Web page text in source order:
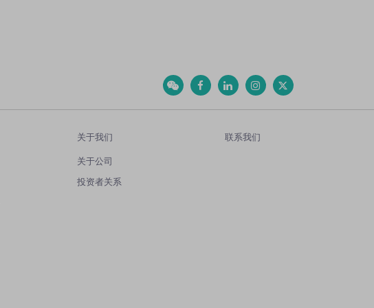
关于我们
关于公司
投资者关系
联系我们